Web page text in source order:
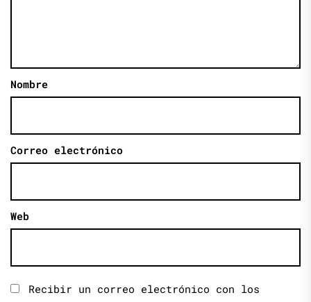
Nombre
Correo electrónico
Web
Recibir un correo electrónico con los